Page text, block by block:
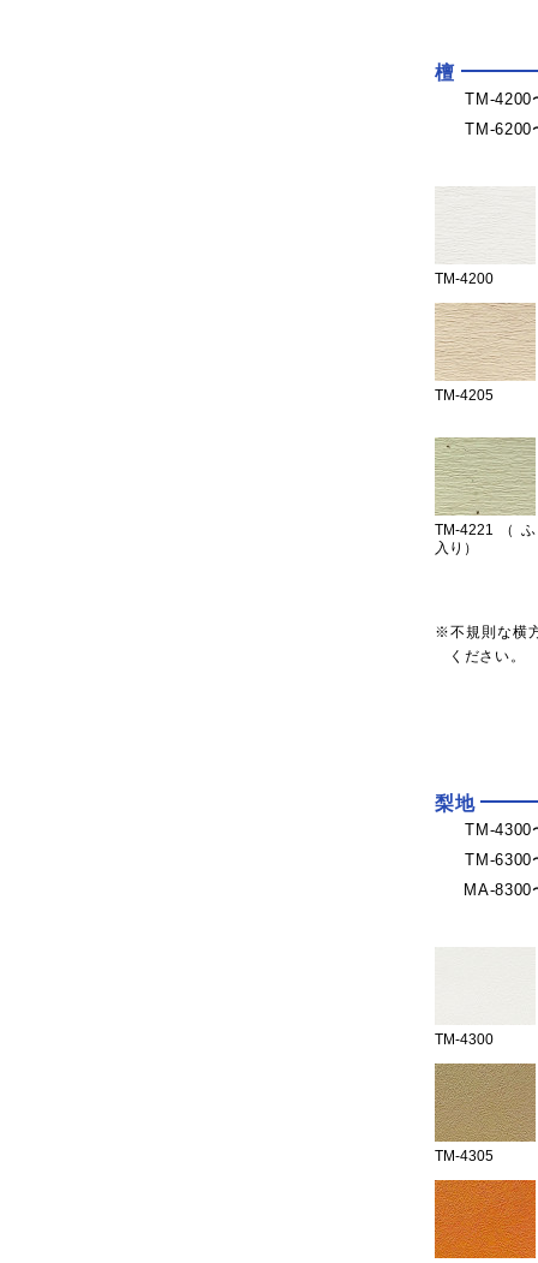
檀
TM-4200
TM-
TM-4200
TM-4205
TM-4221（ふ
入り）
※不規則な横
ください。
梨地
TM-4300
TM-
MA-8300
TM-4300
TM-4305